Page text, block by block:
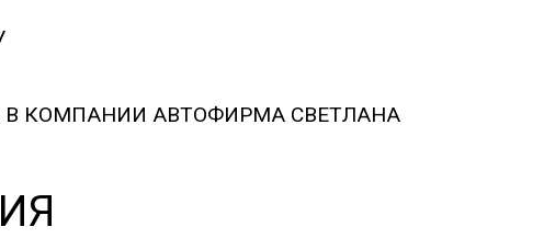
В КОМПАНИИ АВТОФИРМА СВЕТЛАНА